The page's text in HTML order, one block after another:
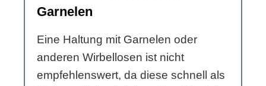
Garnelen
Eine Haltung mit Garnelen oder
anderen Wirbellosen ist nicht
empfehlenswert, da diese schnell als